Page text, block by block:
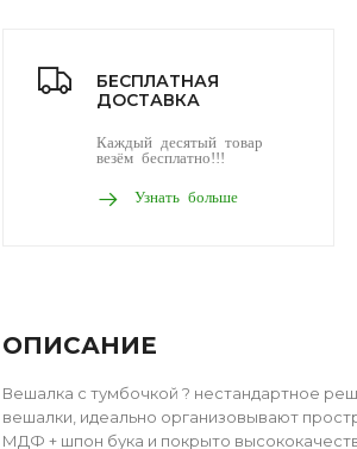
БЕСПЛАТНАЯ
ДОСТАВКА
Каждый десятый товар
везём бесплатно!!!
Узнать больше
ОПИСАНИЕ
Вешалка с тумбочкой ? нестандартное
вешалки, идеально организовывают
МДФ + шпон бука и покрыто